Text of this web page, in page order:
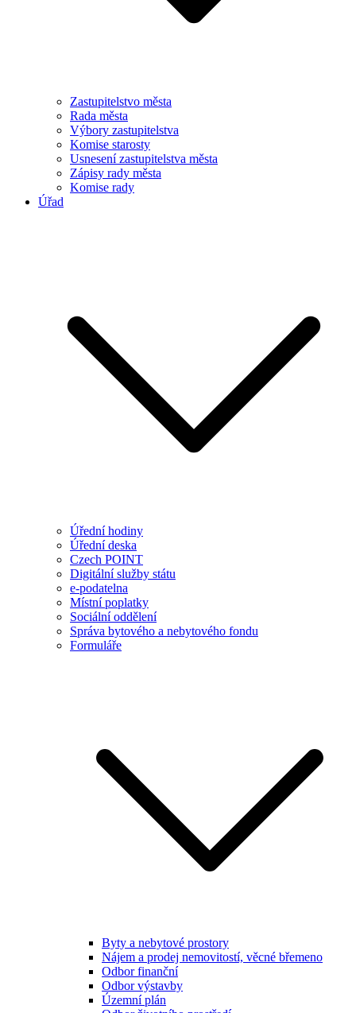
Zastupitelstvo města
Rada města
Výbory zastupitelstva
Komise starosty
Usnesení zastupitelstva města
Zápisy rady města
Komise rady
Úřad
Úřední hodiny
Úřední deska
Czech POINT
Digitální služby státu
e-podatelna
Místní poplatky
Sociální oddělení
Správa bytového a nebytového fondu
Formuláře
Byty a nebytové prostory
Nájem a prodej nemovitostí, věcné břemeno
Odbor finanční
Odbor výstavby
Územní plán